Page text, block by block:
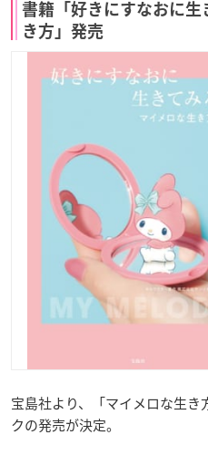
書籍「好きにすなおに
き方」発売
宝島社より、「マイメロな生
クの発売が決定。